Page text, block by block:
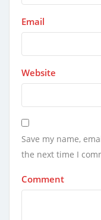
Email
Website
Save my name,
the next time I
Comment